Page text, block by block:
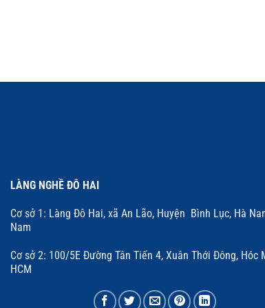
LÀNG NGHỀ ĐÔ HAI
Cơ sở 1: Làng Đô Hai, xã An Lão, Huyện Bình Lục, Hà
Nam
Cơ sở 2: 100/5E Đường Tân Tiến 4, Xuân Thới Đông, Hóc
HCM